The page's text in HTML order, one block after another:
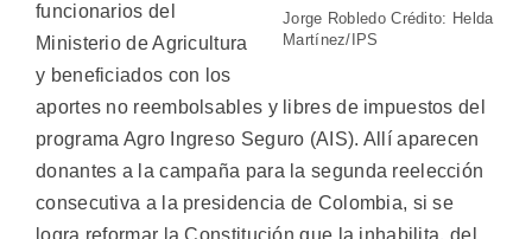
Jorge Robledo Crédito: Helda
Martínez/IPS
funcionarios del
Ministerio de Agricultura
y beneficiados con los
aportes no reembolsables y libres de impuestos del
programa Agro Ingreso Seguro (AIS). Allí aparecen
donantes a la campaña para la segunda reelección
consecutiva a la presidencia de Colombia, si se